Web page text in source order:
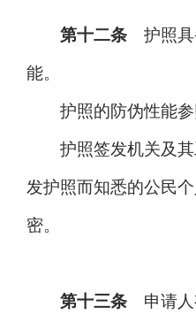
第十二条 护照具
能。
护照的防伪性能参
护照签发机关及其
发护照而知悉的公民
密。
第十三条 申请人